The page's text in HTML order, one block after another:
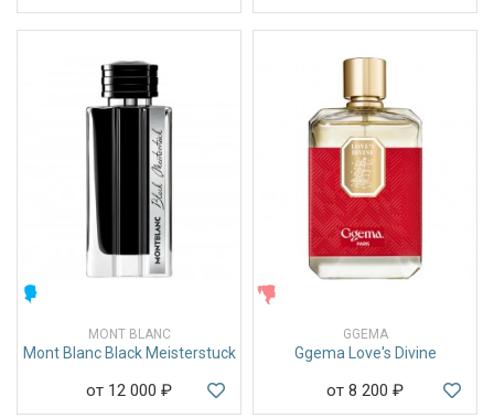
MONT BLANC
Mont Blanc Black Meisterstuck
от 12 000 ₽
GGEMA
Ggema Love's Divine
от 8 200 ₽